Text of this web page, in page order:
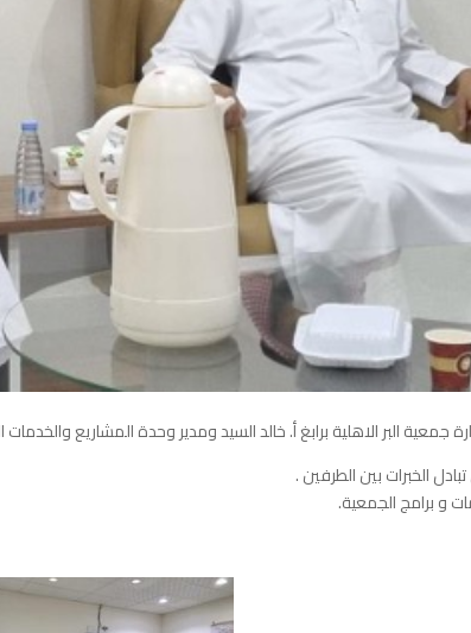
جمعية البر الاهلية برابغ أ. خالد السيد ومدير وحدة المشاريع
الخبرات بين الطرفين .
و برامج الجمعية.